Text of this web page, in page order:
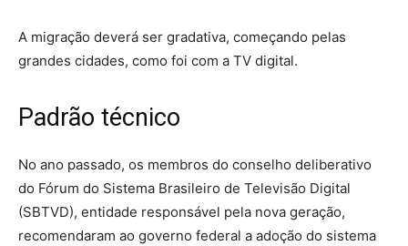
A migração deverá ser gradativa, começando pelas
grandes cidades, como foi com a TV digital.
Padrão técnico
No ano passado, os membros do conselho deliberativo
do Fórum do Sistema Brasileiro de Televisão Digital
(SBTVD), entidade responsável pela nova geração,
recomendaram ao governo federal a adoção do sistema